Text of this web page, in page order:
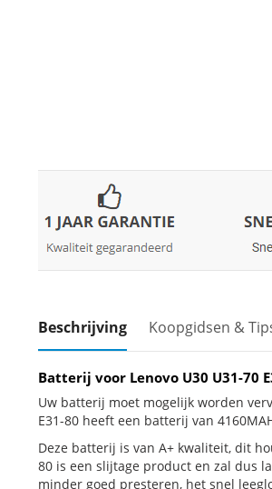
Beschrijving Koopgidsen &
Batterij voor Lenovo U30 U31-70
Uw batterij moet mogelijk worden
E31-80 heeft een batterij van
Deze batterij is van A+ kwaliteit, dit
80 is een slijtage product en zal dus
minder goed presteren, het snel